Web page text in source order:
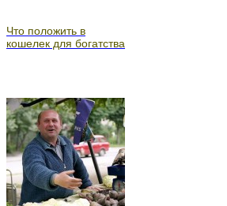
Что положить в
кошелек для богатства